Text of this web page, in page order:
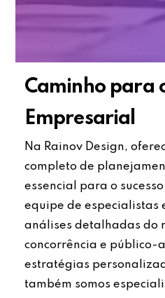
Caminho para
Empresarial
Na Rainov Design,
completo de
essencial para o
equipe de especialistas
análises detalhadas do
concorrência e público-
estratégias
também somos